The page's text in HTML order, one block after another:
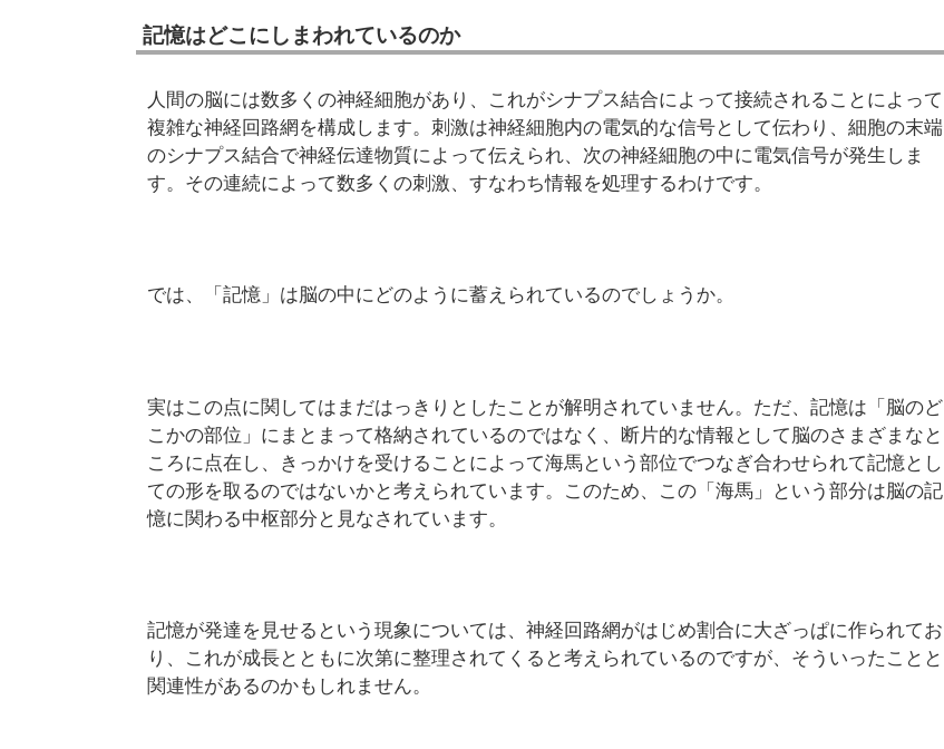
記憶はどこにしまわれているのか
人間の脳には数多くの神経細胞があり、これがシナプス結合によって接続されることによって
複雑な神経回路網を構成します。刺激は神経細胞内の電気的な信号として伝わり、細胞の末端
のシナプス結合で神経伝達物質によって伝えられ、次の神経細胞の中に電気信号が発生しま
す。その連続によって数多くの刺激、すなわち情報を処理するわけです。
では、「記憶」は脳の中にどのように蓄えられているのでしょうか。
実はこの点に関してはまだはっきりとしたことが解明されていません。ただ、記憶は「脳のど
こかの部位」にまとまって格納されているのではなく、断片的な情報として脳のさまざまなと
ころに点在し、きっかけを受けることによって海馬という部位でつなぎ合わせられて記憶とし
ての形を取るのではないかと考えられています。このため、この「海馬」という部分は脳の記
憶に関わる中枢部分と見なされています。
記憶が発達を見せるという現象については、神経回路網がはじめ割合に大ざっぱに作られてお
り、これが成長とともに次第に整理されてくると考えられているのですが、そういったことと
関連性があるのかもしれません。